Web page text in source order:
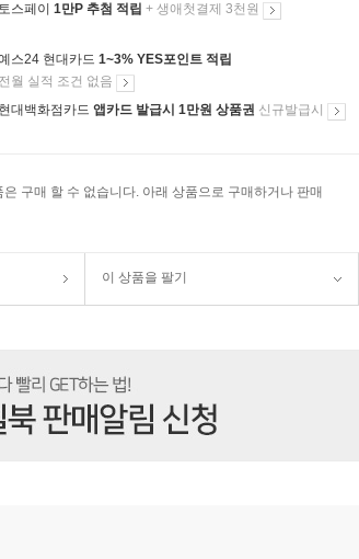
토스페이 1만P 추첨 적립 + 생애첫결제 3천원
스24 현대카드 1~3% YES포인트 적립
전월 실적 조건 없음
현대백화점카드 앱카드 발급시 1만원 상품권 신규발급시
은 구매 할 수 없습니다. 아래 상품으로 구매하거나 판매
이 상품을 팔기